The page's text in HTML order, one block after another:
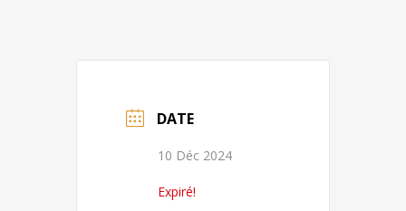
DATE
10 Déc 2024
Expiré!